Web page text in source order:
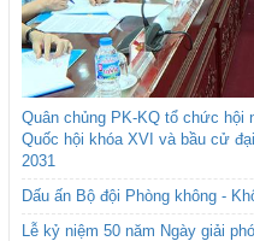
Quân chủng PK-KQ tổ chức hội
Quốc hội khóa XVI và bầu cử
2031
Dấu ấn Bộ đội Phòng không -
Lễ kỷ niệm 50 năm Ngày giải